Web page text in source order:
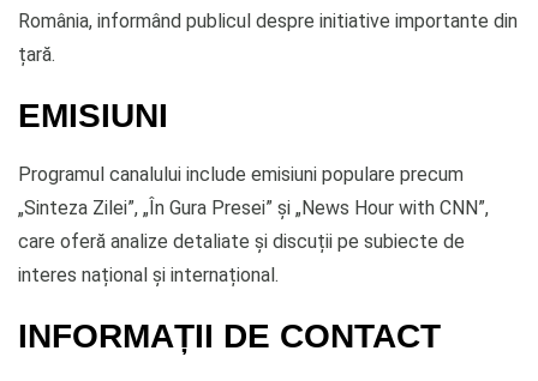
România, informând publicul despre initiative importante din
țară.
EMISIUNI
Programul canalului include emisiuni populare precum
„Sinteza Zilei”, „În Gura Presei” și „News Hour with CNN”,
care oferă analize detaliate și discuții pe subiecte de
interes național și internațional.
INFORMAȚII DE CONTACT